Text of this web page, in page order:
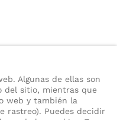
Algunas de ellas son
del sitio, mientras que
web y también la
rastreo). Puedes decidir